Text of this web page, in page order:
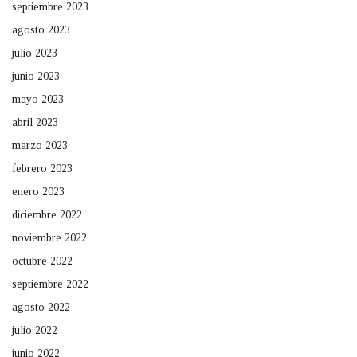
septiembre 2023
agosto 2023
julio 2023
junio 2023
mayo 2023
abril 2023
marzo 2023
febrero 2023
enero 2023
diciembre 2022
noviembre 2022
octubre 2022
septiembre 2022
agosto 2022
julio 2022
junio 2022